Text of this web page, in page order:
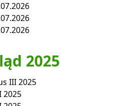
2025
III 2025
2025